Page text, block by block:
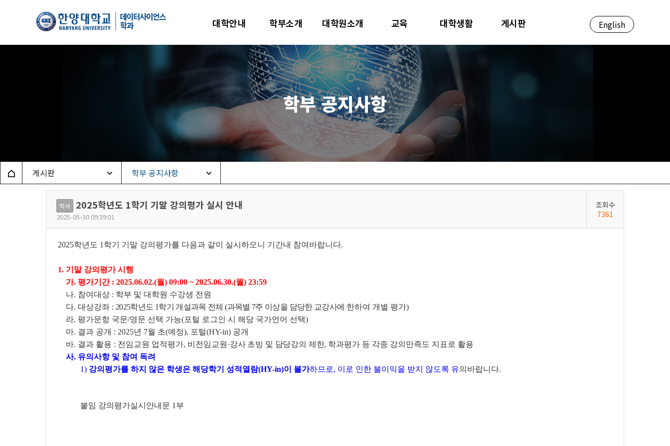
한양대학교
대학안내 학부소개 대학원소개 교육 대학생활 게시판 English
학부 공지사항
Home 게시판 학부 공지사항
학사 2025학년도 1학기 기말 강의평가 실시 안내
2025-05-30 09:39:01
조회수
7361
2025학년도 1학기 기말 강의평가를 다음과 같이 실시하오니 기간내 참여바랍니 다.
1. 기말 강의평가 시행
가. 평가기간 : 2025.06.02.(월) 09:00 ~ 2025.06.30.(월) 23:59
나. 참여대상 : 학부 및 대학원 수강생 전원
다. 대상강좌 : 2025학년도 1학기 개설과목 전체(과목별 7주 이상을 담당한 교강사에 한하여 개별 평가)
라. 평가문항 국문/영문 선택 가능(포털 로그인 시 해당 국가언어 선택)
마. 결과 공개 : 2025년 7월 초(예정), 포털(HY-in) 공개
바. 결과 활용 : 전임교원 업적평가, 비전임교원 ·강사 초빙 및 담당강의 제한, 학과평가 등 각종 강의만족도 지표로 활용
사. 유의사항 및 참여 독려
1) 강의평가를 하지 않은 학생은 해당학기 성적열람(HY-in)이 불가하므로, 이로 인한 불이익을 받지 않도록 유의바랍니다.
붙임 강의평가실시안내문 1부